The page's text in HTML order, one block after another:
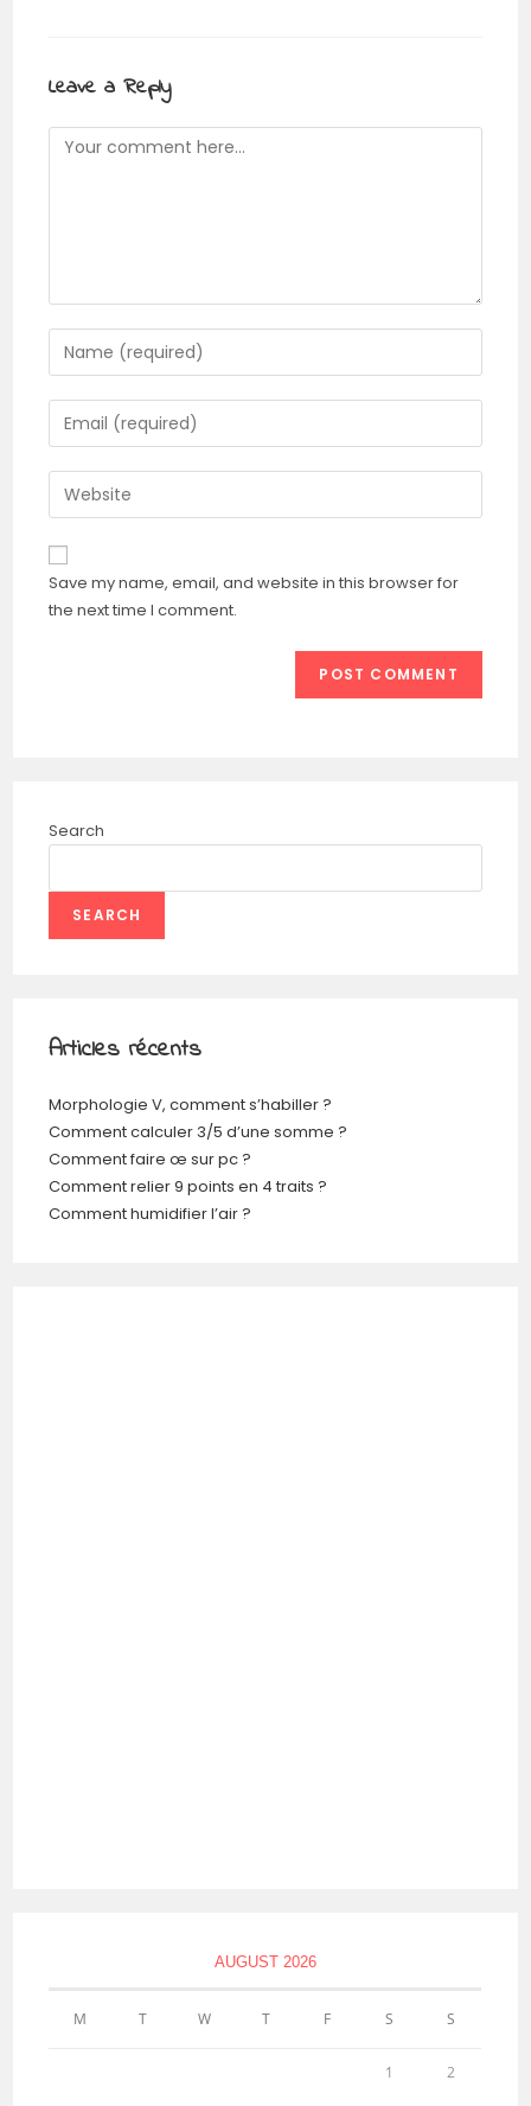
Leave a Reply
Save my name, email, and website in this browser for
the next time I comment.
Search
SEARCH
Articles récents
Morphologie V, comment s’habiller ?
Comment calculer 3/5 d’une somme ?
Comment faire œ sur pc ?
Comment relier 9 points en 4 traits ?
Comment humidifier l’air ?
AUGUST 2026
M T W T F S S
1 2